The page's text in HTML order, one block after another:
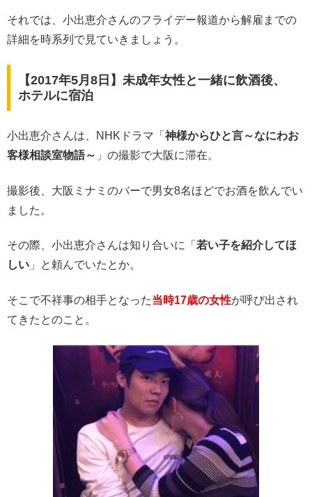
それでは、小出恵介さんのフライデー報道から解雇までの
詳細を時系列で見ていきましょう。
【2017年5月8日】未成年女性と一緒に飲酒後、
ホテルに宿泊
小出恵介さんは、NHKドラマ「 神様からひと言～なにわお
客様相談室物語～ 」の撮影で大阪に滞在。
撮影後、大阪ミナミのバーで男女8名ほどでお酒を飲んでい
ました。
その際、小出恵介さんは知り合いに「 若い子を紹介してほ
しい 」と頼んでいたとか。
そこで不祥事の相手となった当時17歳の女性が呼び出され
てきたとのこと。